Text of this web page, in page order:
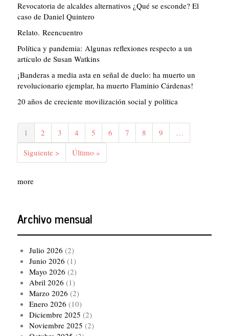
Revocatoria de alcaldes alternativos ¿Qué se esconde? El
caso de Daniel Quintero
Relato. Reencuentro
Política y pandemia: Algunas reflexiones respecto a un
artículo de Susan Watkins
¡Banderas a media asta en señal de duelo: ha muerto un
revolucionario ejemplar, ha muerto Flaminio Cárdenas!
20 años de creciente movilización social y política
Paginación
Página
actual
1 Página
2 Página
3 Página
4 Página
5 Página
6 Página
7 Página
8 Página
9
…
Siguiente
página
Siguiente >
Última
página
Último »
more
Archivo mensual
Julio 2026 (2)
Junio 2026 (1)
Mayo 2026 (2)
Abril 2026 (1)
Marzo 2026 (2)
Enero 2026 (10)
Diciembre 2025 (2)
Noviembre 2025 (2)